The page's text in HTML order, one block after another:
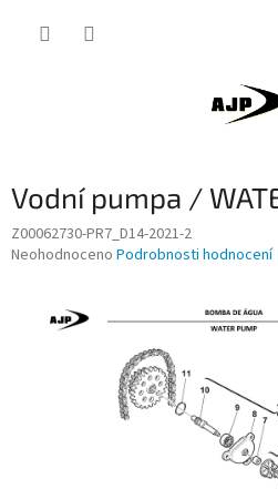
Vodní pumpa /
Z00062730-PR7_D14-2021-2
Průměrné
Neohodnoceno Podrobnosti hodnocení